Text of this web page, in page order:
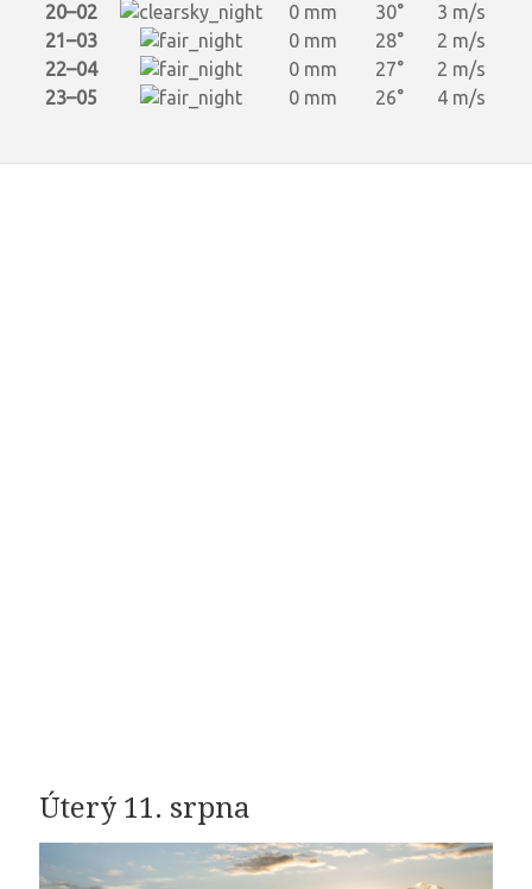
20–02
0 mm 30°
3 m/s
21–03
0 mm 28°
2 m/s
22–04
0 mm 27°
2 m/s
23–05
0 mm 26° 4 m/s
Úterý 11. srpna